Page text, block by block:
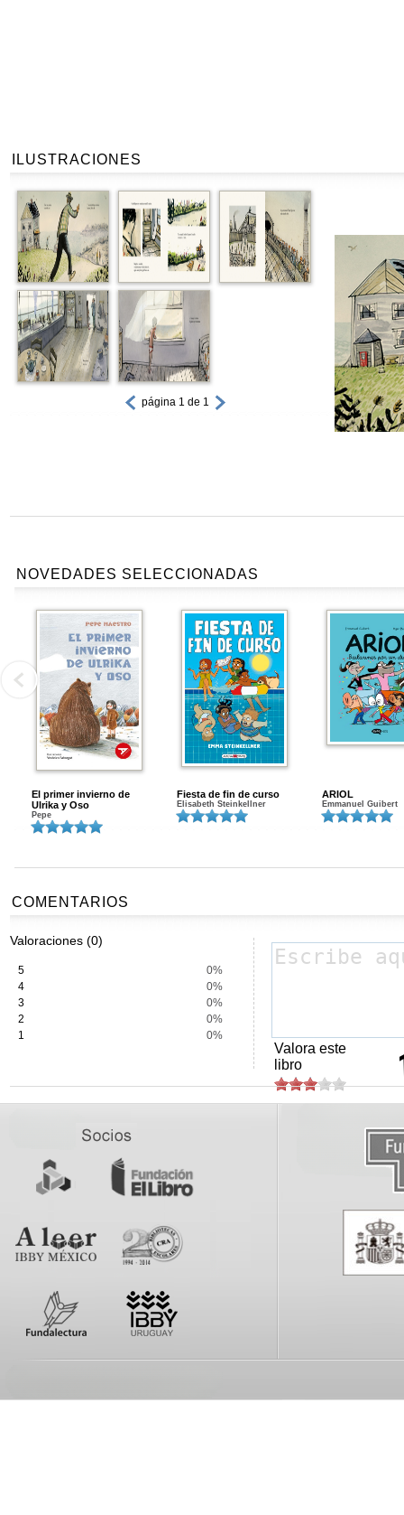
ILUSTRACIONES
página 1 de 1
NOVEDADES SELECCIONADAS
El primer invierno de
Ulrika y Oso
Pepe
Fiesta de fin de curso
Elisabeth Steinkellner
ARIOL
Emmanuel Guibert
COMENTARIOS
Valoraciones (0)
5
0%
4
0%
3
0%
2
0%
1
0%
Valora este
libro